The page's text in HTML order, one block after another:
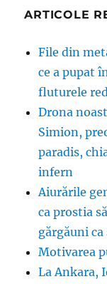
ARTICOLE
File din
ce a pupat
fluturele
Drona
Simion,
paradis,
infern
Aiurările
ca prostia
gărgăuni
Motivarea
La Ankara,